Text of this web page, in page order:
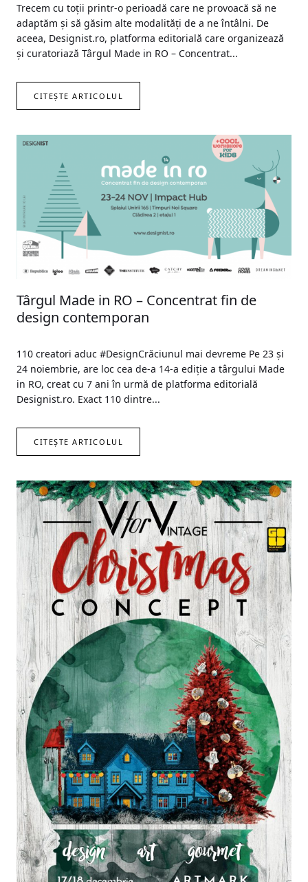
Trecem cu toții printr-o perioadă care ne provoacă să ne
adaptăm și să găsim alte modalități de a ne întâlni. De
aceea, Designist.ro, platforma editorială care organizează
și curatoriază Târgul Made in RO – Concentrat...
CITEȘTE ARTICOLUL
Târgul Made in RO – Concentrat fin de
design contemporan
110 creatori aduc #DesignCrăciunul mai devreme Pe 23 și
24 noiembrie, are loc cea de-a 14-a ediție a târgului Made
in RO, creat cu 7 ani în urmă de platforma editorială
Designist.ro. Exact 110 dintre...
CITEȘTE ARTICOLUL